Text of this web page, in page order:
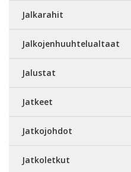
Jalkarahit
Jalkojenhuuhtelualtaat
Jalustat
Jatkeet
Jatkojohdot
Jatkoletkut